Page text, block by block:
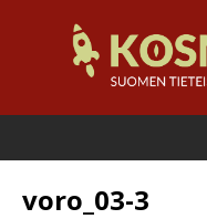
voro_03-3